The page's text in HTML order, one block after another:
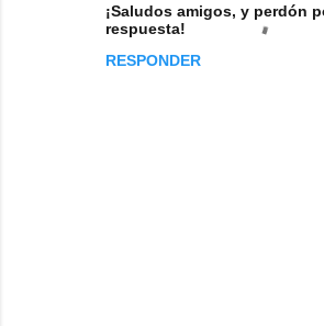
¡Saludos amigos, y perdón
respuesta!
RESPONDER